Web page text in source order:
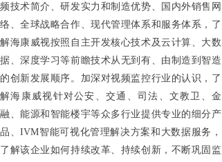
频技术简介、研发实力和制造优势、国内外销售网
络、全球战略合作、现代管理体系和服务体系，了
解海康威视按照自主开发核心技术及云计算、大数
据、深度学习等前瞻技术从无到有、由制造到智造
的创新发展顺序。加深对视频监控行业的认识，了
解海康威视针对公安、交通、司法、文教卫、金
融、能源和智能楼宇等众多行业提供专业的细分产
品、IVM智能可视化管理解决方案和大数据服务，
了解该企业如何持续改革、持续创新，不断巩固监